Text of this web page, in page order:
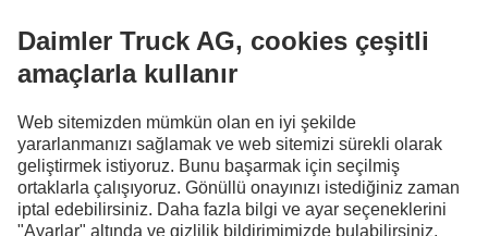
FOLLOW THE ROADSTARS.
Deneyimlerinizi şimdi diğer kamyon sürücüleriyle paylaşın.